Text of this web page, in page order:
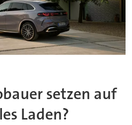
setzen auf
Laden?